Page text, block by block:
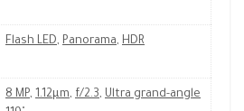
Flash LED, Panorama, HDR
8 MP, 1.12µm, f/2.3, Ultra grand-angle